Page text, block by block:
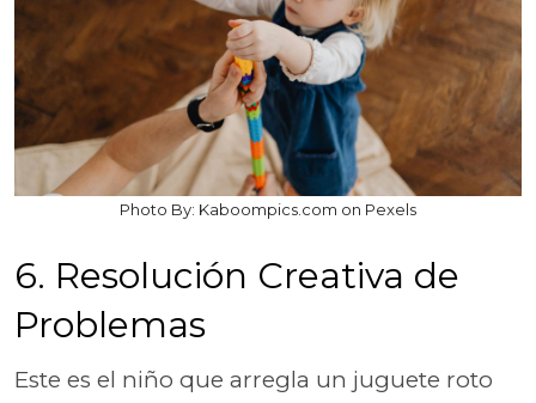
Photo By: Kaboompics.com on Pexels
6. Resolución Creativa de
Problemas
Este es el niño que arregla un juguete roto